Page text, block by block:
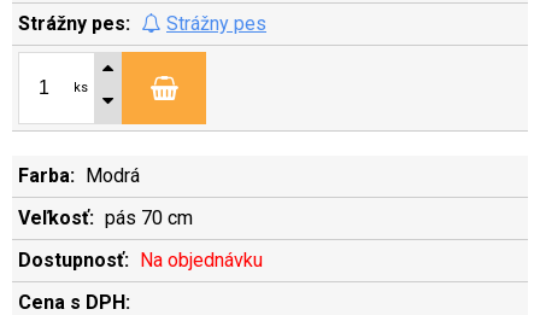
Strážny pes
ks
Modrá
pás 70 cm
Na objednávku